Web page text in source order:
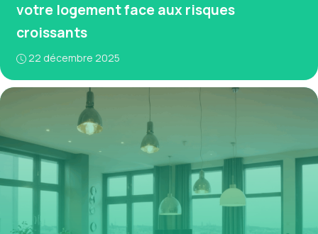
votre logement face aux risques
croissants
22 décembre 2025